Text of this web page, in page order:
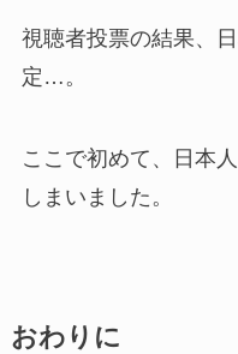
視聴者投票の結果、
定…。
ここで初めて、日本
しまいました。
おわりに